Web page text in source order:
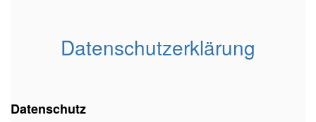
Datenschutzerklärung
Datenschutz